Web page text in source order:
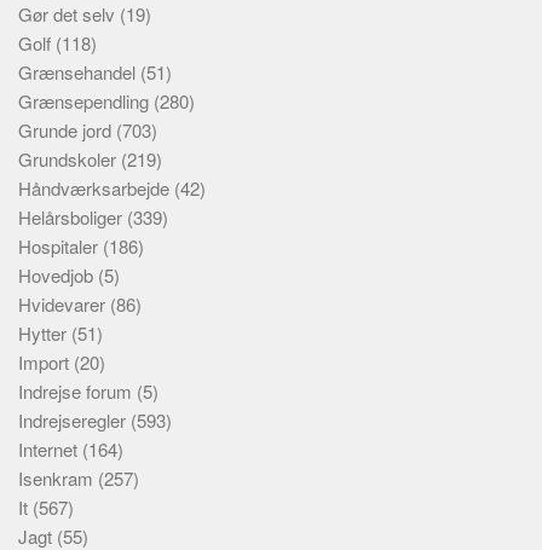
Gør det selv (19)
Golf (118)
Grænsehandel (51)
Grænsependling (280)
Grunde jord (703)
Grundskoler (219)
Håndværksarbejde (42)
Helårsboliger (339)
Hospitaler (186)
Hovedjob (5)
Hvidevarer (86)
Hytter (51)
Import (20)
Indrejse forum (5)
Indrejseregler (593)
Internet (164)
Isenkram (257)
It (567)
Jagt (55)